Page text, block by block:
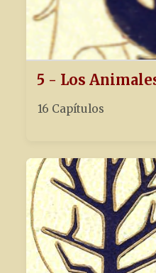
5 - Los
16 Capítulos